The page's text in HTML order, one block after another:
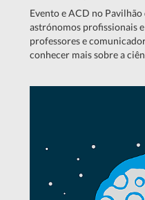
Evento e ACD no
astrónomos profissionais
professores e
conhecer mais sobre a